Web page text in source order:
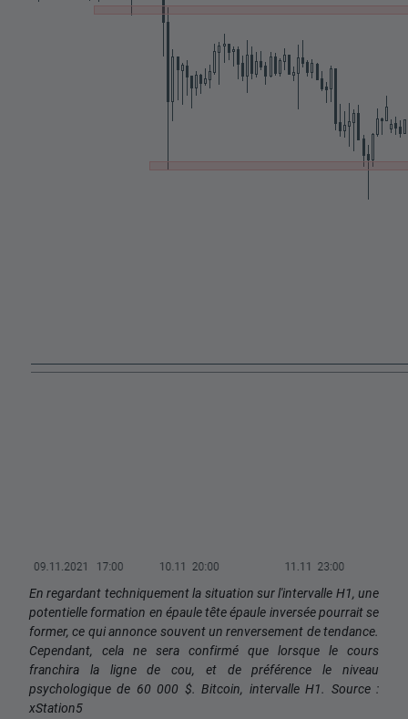
En regardant techniquement la situation sur l'intervalle H1, une
potentielle formation en épaule tête épaule inversée pourrait se
former, ce qui annonce souvent un renversement de tendance.
Cependant, cela ne sera confirmé que lorsque le cours
franchira la ligne de cou, et de préférence le niveau
psychologique de 60 000 $. Bitcoin, intervalle H1. Source :
xStation5